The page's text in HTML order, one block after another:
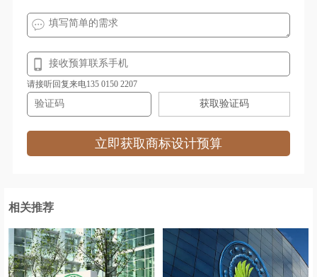
功能性饮料logo设计
股份logo设计 工业学校logo设计
国外大学logo设计 工程学院logo设计
国外城市logo设计 谷歌logo设计
公司logo设计 红色logo设计
护肤品logo设计 化妆品logo设计
豪华汽车品牌logo设计 货车logo设计
请接听回复来电135 0150 2207
获取验证码
立即获取商标设计预算
相关推荐